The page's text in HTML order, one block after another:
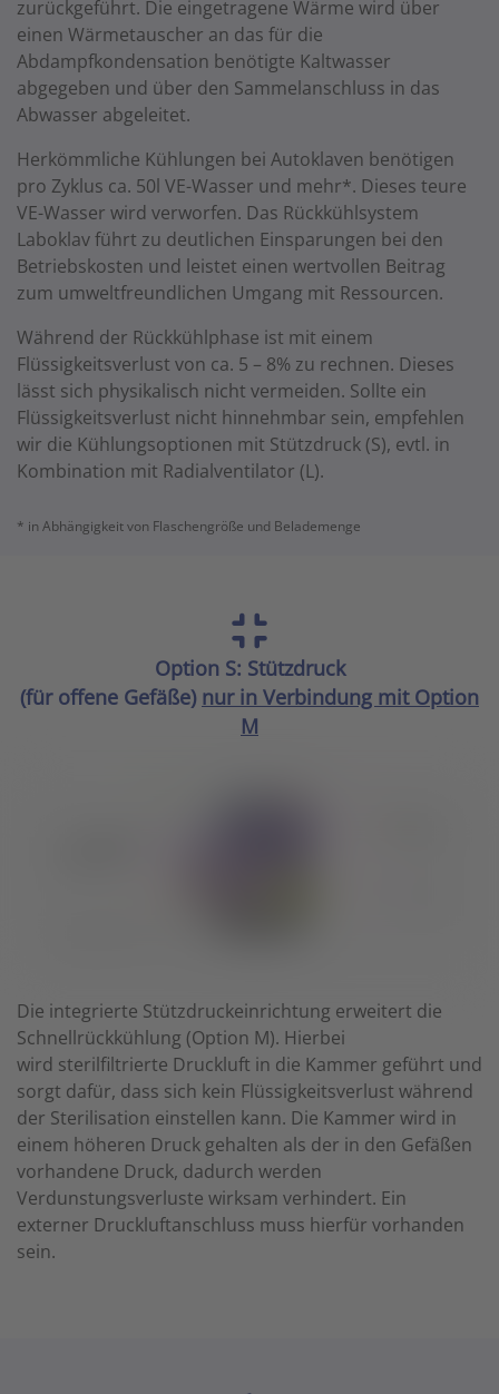
zurückgeführt. Die eingetragene Wärme wird über
einen Wärmetauscher an das für die
Abdampfkondensation benötigte Kaltwasser
abgegeben und über den Sammelanschluss in das
Abwasser abgeleitet.
Herkömmliche Kühlungen bei Autoklaven benötigen
pro Zyklus ca. 50l VE-Wasser und mehr*. Dieses teure
VE-Wasser wird verworfen. Das Rückkühlsystem
Laboklav führt zu deutlichen Einsparungen bei den
Betriebskosten und leistet einen wertvollen Beitrag
zum umweltfreundlichen Umgang mit Ressourcen.
Während der Rückkühlphase ist mit einem
Flüssigkeitsverlust von ca. 5 – 8% zu rechnen. Dieses
lässt sich physikalisch nicht vermeiden. Sollte ein
Flüssigkeitsverlust nicht hinnehmbar sein, empfehlen
wir die Kühlungsoptionen mit Stützdruck (S), evtl. in
Kombination mit Radialventilator (L).
* in Abhängigkeit von Flaschengröße und Belademenge
Option S: Stützdruck
(für offene Gefäße) nur in Verbindung mit Option
M
Die integrierte Stützdruckeinrichtung erweitert die
Schnellrückkühlung (Option M). Hierbei
wird sterilfiltrierte Druckluft in die Kammer geführt und
sorgt dafür, dass sich kein Flüssigkeitsverlust während
der Sterilisation einstellen kann. Die Kammer wird in
einem höheren Druck gehalten als der in den Gefäßen
vorhandene Druck, dadurch werden
Verdunstungsverluste wirksam verhindert. Ein
externer Druckluftanschluss muss hierfür vorhanden
sein.